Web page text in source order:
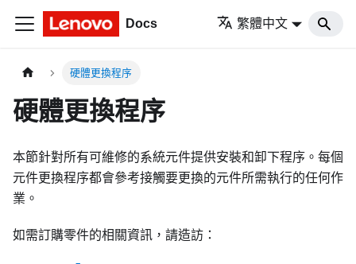
Docs 繁體中文
硬體更換程序
硬體更換程序
本節針對所有可維修的系統元件提供安裝和卸下程序。每個
元件更換程序都會參考接觸要更換的元件所需執行的任何作
業。
如需訂購零件的相關資訊，請造訪：